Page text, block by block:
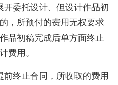
开委托设计、但设计作品初
，所预付的费用无权要求
品初稿完成后单方面终止
费用。
前终止合同，所收取的费用